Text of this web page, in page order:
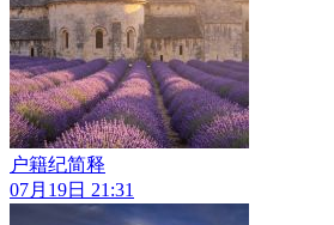
户籍纪简释
07月19日 21:31